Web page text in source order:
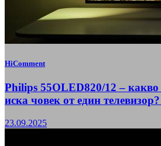
HiComment
Philips 55OLED820/12 –
иска човек от един
23.09.2025